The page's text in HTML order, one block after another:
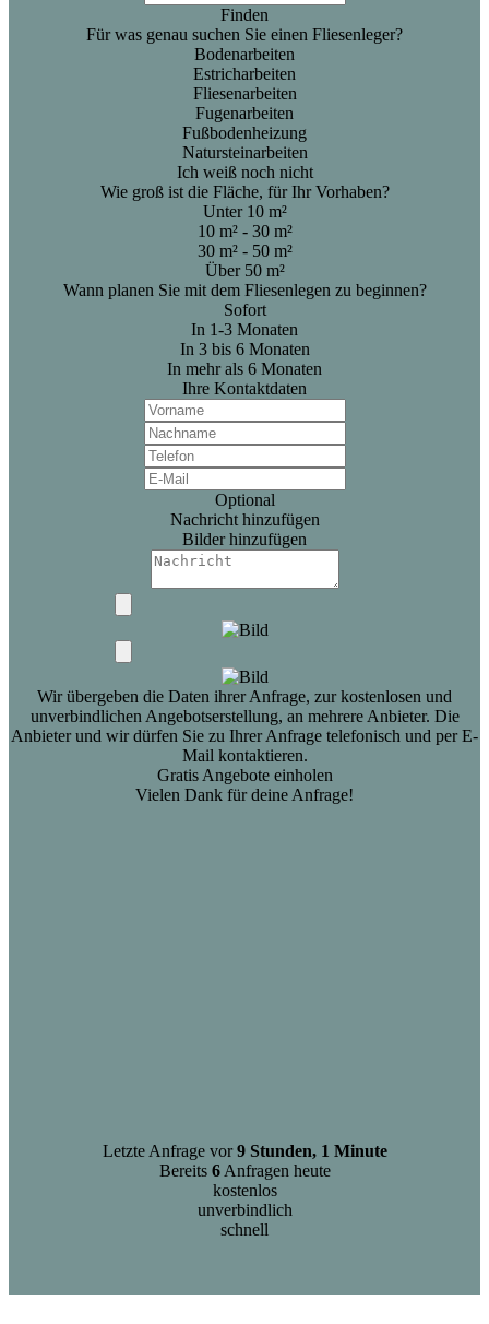
Finden
Für was genau suchen Sie einen Fliesenleger?
Bodenarbeiten
Estricharbeiten
Fliesenarbeiten
Fugenarbeiten
Fußbodenheizung
Natursteinarbeiten
Ich weiß noch nicht
Wie groß ist die Fläche, für Ihr Vorhaben?
Unter 10 m²
10 m² - 30 m²
30 m² - 50 m²
Über 50 m²
Wann planen Sie mit dem Fliesenlegen zu beginnen?
Sofort
In 1-3 Monaten
In 3 bis 6 Monaten
In mehr als 6 Monaten
Ihre Kontaktdaten
Optional
Nachricht hinzufügen
Bilder hinzufügen
Wir übergeben die Daten ihrer Anfrage, zur kostenlosen und
unverbindlichen Angebotserstellung, an mehrere Anbieter. Die
Anbieter und wir dürfen Sie zu Ihrer Anfrage telefonisch und per E-
Mail kontaktieren.
Gratis Angebote einholen
Vielen Dank für deine Anfrage!
Letzte Anfrage vor9 Stunden, 1 Minute
Bereits 6Anfragen heute
kostenlos
unverbindlich
schnell